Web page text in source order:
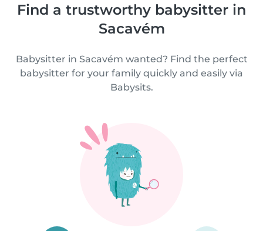
Find a trustworthy babysitter in
Sacavém
Babysitter in Sacavém wanted? Find the perfect
babysitter for your family quickly and easily via
Babysits.